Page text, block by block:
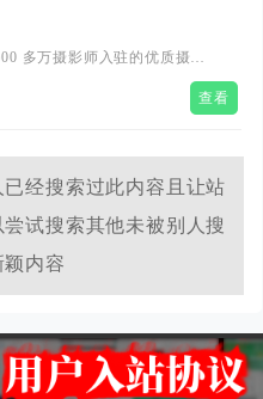
多万摄影师入驻的优质摄影
盖纪实、风光等几十个专业摄
查看
经搜索过此内容且让站
试搜索其他未被别人搜
内容